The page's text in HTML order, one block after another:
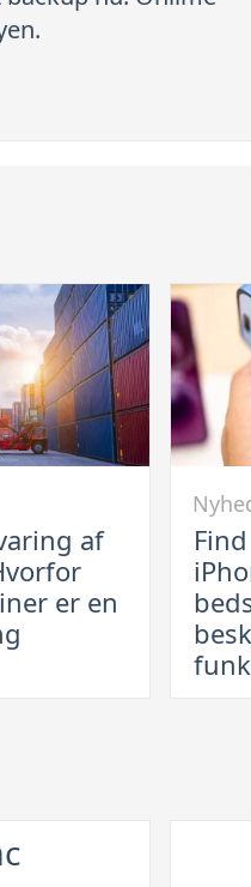
af
er en
Find
det
iPhone